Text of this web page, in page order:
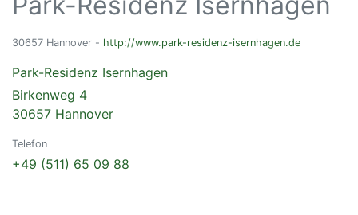
30657 Hannover - http://www.park-residenz-isernhagen.de
Park-Residenz Isernhagen
Birkenweg 4
30657 Hannover
Telefon
+49 (511) 65 09 88